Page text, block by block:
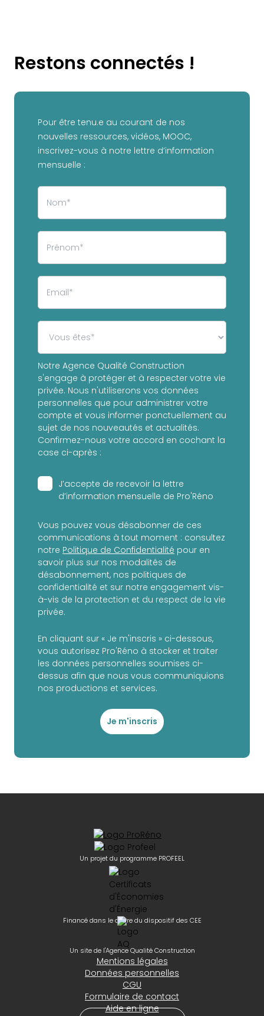
Restons connectés !
Pour être tenu.e au courant de nos
nouvelles ressources, vidéos, MOOC,
inscrivez-vous à notre lettre d’information
mensuelle :
Notre Agence Qualité Construction
s'engage à protéger et à respecter votre vie
privée. Nous n'utiliserons vos données
personnelles que pour administrer votre
compte et vous informer ponctuellement au
sujet de nos nouveautés et actualités.
Confirmez-nous votre accord en cochant la
case ci-après :
J’accepte de recevoir la lettre
d’information mensuelle de Pro'Réno
Vous pouvez vous désabonner de ces
communications à tout moment : consultez
notre Politique de Confidentialité pour en
savoir plus sur nos modalités de
désabonnement, nos politiques de
confidentialité et sur notre engagement vis-
à-vis de la protection et du respect de la vie
privée.
En cliquant sur « Je m'inscris » ci-dessous,
vous autorisez Pro'Réno à stocker et traiter
les données personnelles soumises ci-
dessus afin que nous vous communiquions
nos productions et services.
Je m'inscris
Un projet du programme PROFEEL
Financé dans le cadre du dispositif des CEE
Un site de l'Agence Qualité Construction
Mentions légales
Données personnelles
CGU
Formulaire de contact
Aide en ligne